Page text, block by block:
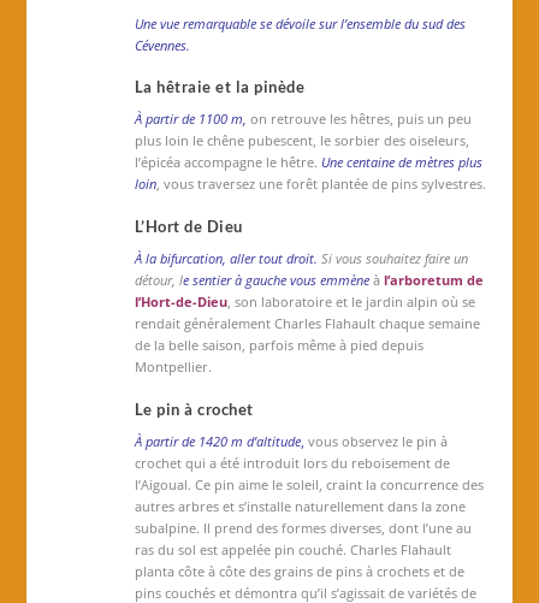
Une vue remarquable se dévoile sur l’ensemble du sud des
Cévennes.
La hêtraie et la pinède
À partir de 1100 m, on retrouve les hêtres, puis un peu
plus loin le chêne pubescent, le sorbier des oiseleurs,
l’épicéa accompagne le hêtre. Une centaine de mètres plus
loin, vous traversez une forêt plantée de pins sylvestres.
L’Hort de Dieu
À la bifurcation, aller tout droit. Si vous souhaitez faire un
détour, le sentier à gauche vous emmèneà l’arboretum de
l’Hort-de-Dieu, son laboratoire et le jardin alpin où se
rendait généralement Charles Flahault chaque semaine
de la belle saison, parfois même à pied depuis
Montpellier.
Le pin à crochet
À partir de 1420 m d’altitude, vous observez le pin à
crochet qui a été introduit lors du reboisement de
l’Aigoual. Ce pin aime le soleil, craint la concurrence des
autres arbres et s’installe naturellement dans la zone
subalpine. Il prend des formes diverses, dont l’une au
ras du sol est appelée pin couché. Charles Flahault
planta côte à côte des grains de pins à crochets et de
pins couchés et démontra qu’il s’agissait de variétés de